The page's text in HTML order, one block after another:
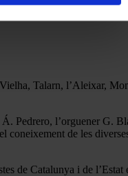
Talarn, l’Aleixar,
Pedrero, l’orguener G.
de les
de Catalunya i de